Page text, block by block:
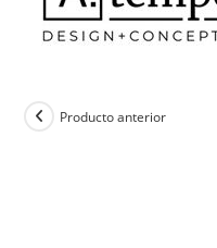
Producto anterior